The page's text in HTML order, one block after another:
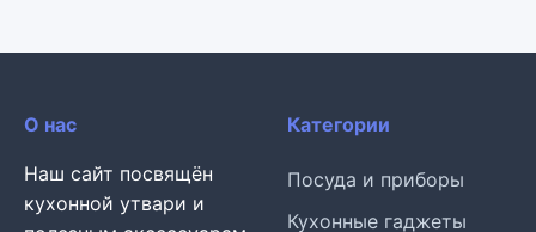
О нас
Наш сайт посвящён
кухонной утвари и
Категории
Посуда и приборы
Кухонные гаджеты